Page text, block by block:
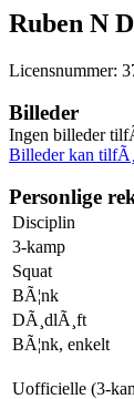
Ruben N
Licensnummer:
Billeder
Ingen billeder
Billeder kan
Personlige
Disciplin
3-kamp
Squat
BÃ¦nk
DÃ¸dlÃ¸ft
BÃ¦nk, enkelt
Uofficielle (3-